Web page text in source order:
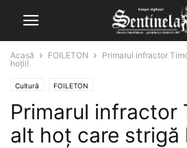
Acasă FOILETON
Primarul infractor
hoții!
Cultură FOILETON
Primarul infractor
alt hoț care strigă